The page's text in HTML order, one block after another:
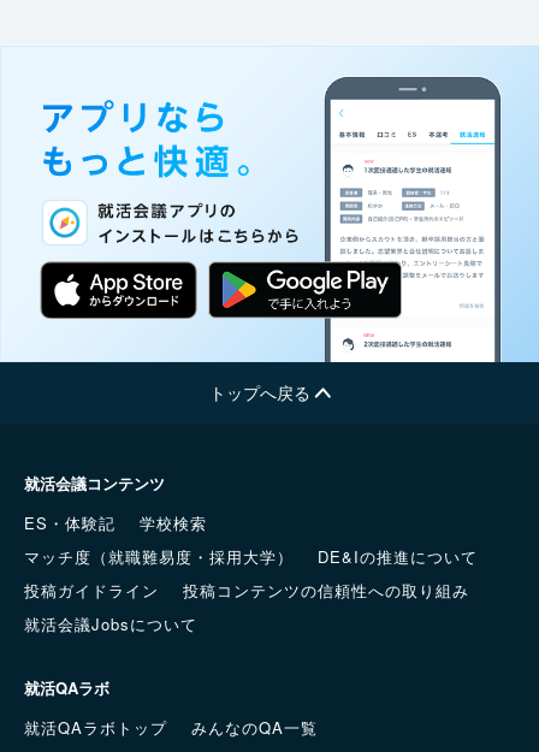
トップへ戻る
就活会議コンテンツ
ES・体験記
学校検索
マッチ度（就職難易度・採用大学）
DE&Iの推進について
投稿ガイドライン
投稿コンテンツの信頼性への取り組み
就活会議Jobsについて
就活QAラボ
就活QAラボトップ
みんなのQA一覧